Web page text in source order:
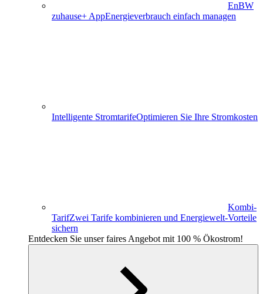
EnBW
zuhause+ AppEnergieverbrauch einfach managen
Intelligente StromtarifeOptimieren Sie Ihre Stromkosten
Kombi-
TarifZwei Tarife kombinieren und Energiewelt-Vorteile
sichern
Entdecken Sie unser faires Angebot mit 100 % Ökostrom!